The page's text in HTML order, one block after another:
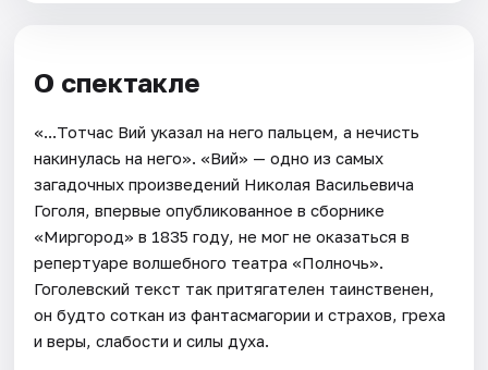
О спектакле
«...Тотчас Вий указал на него пальцем, а нечисть
накинулась на него». «Вий» — одно из самых
загадочных произведений Николая Васильевича
Гоголя, впервые опубликованное в сборнике
«Миргород» в 1835 году, не мог не оказаться в
репертуаре волшебного театра «Полночь».
Гоголевский текст так притягателен таинственен,
он будто соткан из фантасмагории и страхов, греха
и веры, слабости и силы духа.